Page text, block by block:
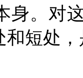
身。对
短处